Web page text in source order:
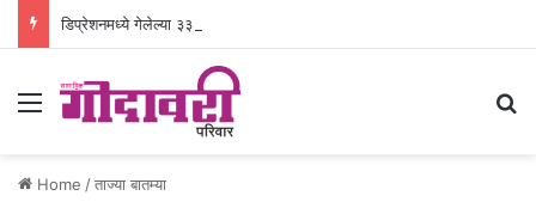
डिप्रेशनमध्ये गेलेल्या ३३ वर्षीय रुग्णाला नवजिवन
Menu
Home /ताज्या बातम्या